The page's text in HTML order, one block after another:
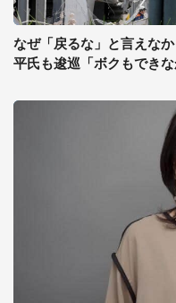
なぜ「戻るな」と言えな
平氏も逡巡「ボクもできな